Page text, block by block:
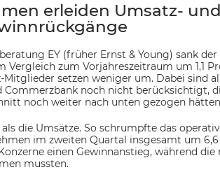
erleiden Umsatz- und
EY (früher Ernst & Young) sank
zum Vorjahreszeitraum um 1,1
Mitglieder setzen weniger um. Dabei sind
Commerzbank noch nicht berücksichtigt,
noch weiter nach unten gezogen
die Umsätze. So schrumpfte das
im zweiten Quartal insgesamt um
einen Gewinnanstieg, während
mussten.